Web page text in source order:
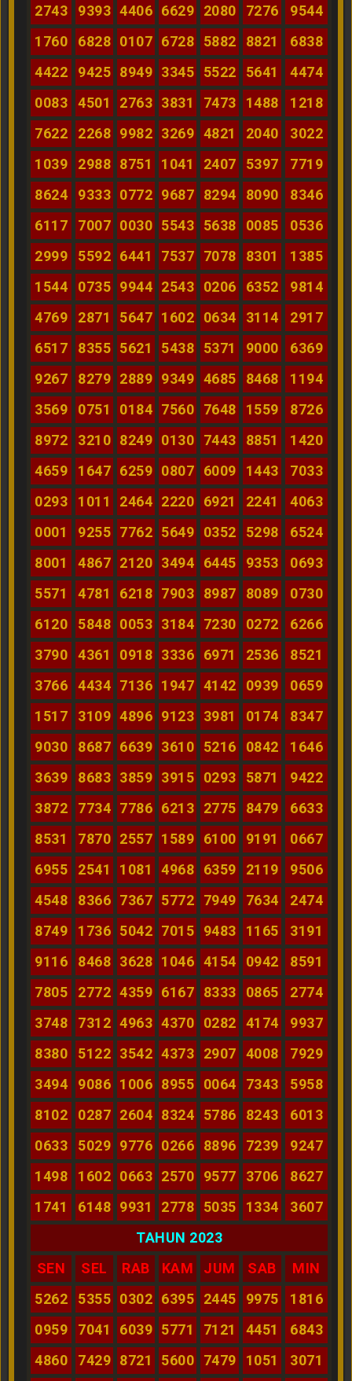
2743 9393 4406 6629 2080 7276
9544
1760
6828 0107 6728 5882 8821
6838
4422
9425 8949 3345 5522 5641
4474
0083
4501 2763 3831 7473 1488
1218
7622
2268 9982 3269 4821 2040
3022
1039
2988 8751 1041 2407 5397
7719
8624
9333 0772 9687 8294 8090
8346
6117
7007 0030 5543 5638 0085
0536
2999
5592 6441 7537 7078 8301
1385
1544
0735 9944 2543 0206 6352
9814
4769
2871 5647 1602 0634 3114
2917
6517
8355 5621 5438 5371 9000
6369
9267
8279 2889 9349 4685 8468
1194
3569
0751 0184 7560 7648 1559
8726
8972
3210 8249 0130 7443 8851
1420
4659
1647 6259 0807 6009 1443
7033
0293
1011 2464 2220 6921 2241
4063
0001
9255 7762 5649 0352 5298
6524
8001
4867 2120 3494 6445 9353
0693
5571
4781 6218 7903 8987 8089
0730
6120
5848 0053 3184 7230 0272
6266
3790
4361 0918 3336 6971 2536
8521
3766
4434 7136 1947 4142 0939
0659
1517
3109 4896 9123 3981 0174
8347
9030
8687 6639 3610 5216 0842
1646
3639
8683 3859 3915 0293 5871
9422
3872
7734 7786 6213 2775 8479
6633
8531
7870 2557 1589 6100 9191
0667
6955
2541 1081 4968 6359 2119
9506
4548
8366 7367 5772 7949 7634
2474
8749
1736 5042 7015 9483 1165
3191
9116
8468 3628 1046 4154 0942
8591
7805
2772 4359 6167 8333 0865
2774
3748
7312 4963 4370 0282 4174
9937
8380
5122 3542 4373 2907 4008
7929
3494
9086 1006 8955 0064 7343
5958
8102
0287 2604 8324 5786 8243
6013
0633
5029 9776 0266 8896 7239
9247
1498
1602 0663 2570 9577 3706
8627
1741
6148 9931 2778 5035 1334
3607
TAHUN 2023
SEN
SEL RAB KAM JUM SAB
MIN
5262
5355 0302 6395 2445 9975
1816
0959
7041 6039 5771 7121 4451
6843
4860
7429 8721 5600 7479 1051
3071